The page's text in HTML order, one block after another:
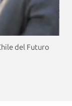
del Futuro